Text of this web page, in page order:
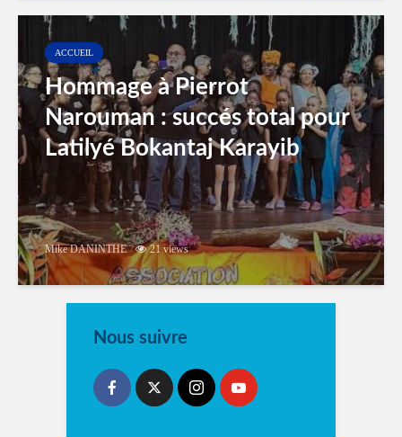
ACCUEIL
Hommage à Pierrot
Narouman : succés total pour
Latilyé Bokantaj Karayib
Mike DANINTHE 21 views
Nous suivre